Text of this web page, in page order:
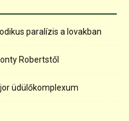
paralízis a lovakban
Robertstől
üdülőkomplexum